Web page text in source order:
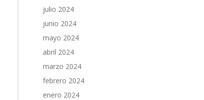
julio 2024
junio 2024
mayo 2024
abril 2024
marzo 2024
febrero 2024
enero 2024